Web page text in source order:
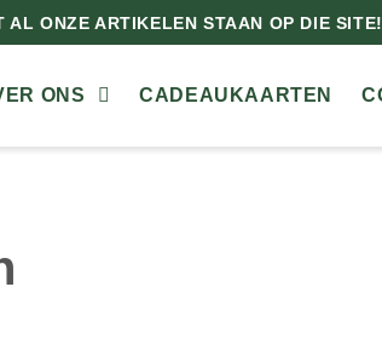
ONZE ARTIKELEN STAAN OP DIE
ONS CADEAUKAARTEN